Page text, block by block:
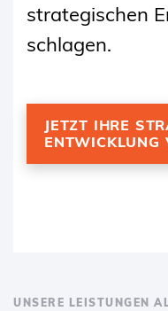
strategischen
schlagen.
JETZT IHRE
ENTWICKLUNG
UNSERE LEISTUNGEN